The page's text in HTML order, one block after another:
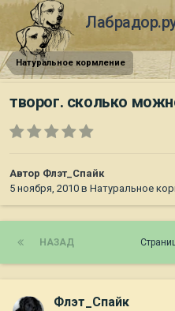
Натуральное кормление
творог. сколько
Автор Флэт_Спайк
5 ноября, 2010 в Натуральное
НАЗАД
Флэт_Спайк